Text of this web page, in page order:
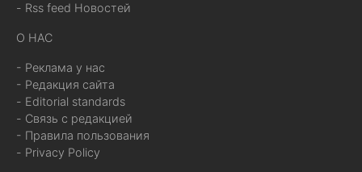
- Rss feed Новостей
О НАС
- Реклама у нас
- Редакция сайта
- Editorial standards
- Связь с редакцией
- Правила пользования
- Privacy Policy